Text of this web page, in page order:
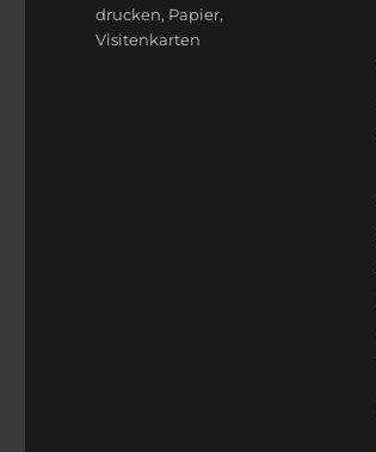
Schlagwörter
drucken, Papier,
Visitenkarten